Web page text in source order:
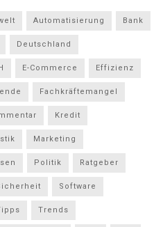
Automatisierung Bank
Deutschland
E-Commerce Effizienz
Fachkräftemangel
Kredit
Marketing
Politik Ratgeber
Software
Trends